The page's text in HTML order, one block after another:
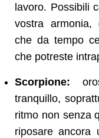
lavoro. Possibili
vostra armonia,
che da tempo
che potreste
Scorpione:
tranquillo,
ritmo non senza
riposare ancora